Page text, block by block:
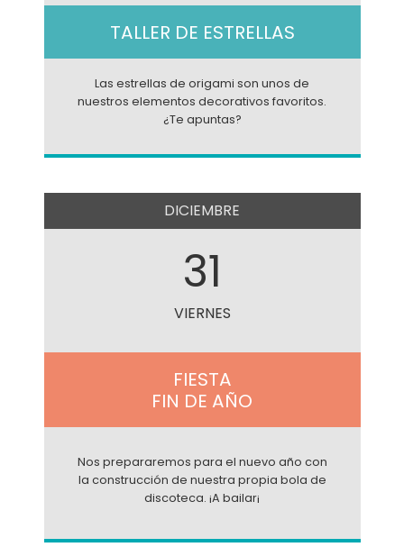
TALLER DE ESTRELLAS
Las estrellas de origami son unos de
nuestros elementos decorativos favoritos.
¿Te apuntas?
DICIEMBRE
31
VIERNES
FIESTA
FIN DE AÑO
Nos prepararemos para el nuevo año con
la construcción de nuestra propia bola de
discoteca. ¡A bailar¡